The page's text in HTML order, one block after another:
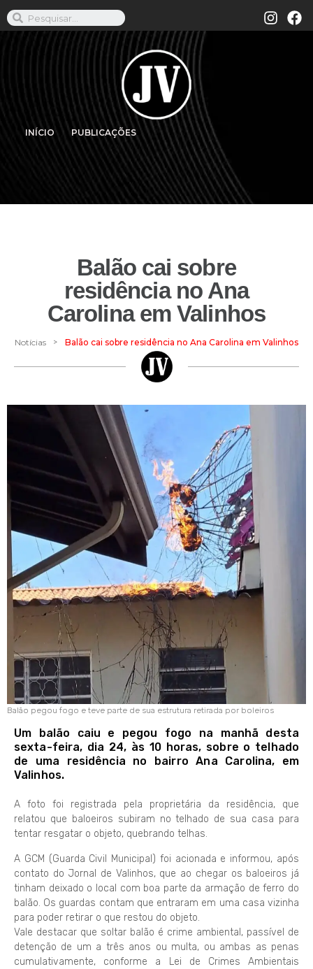
INÍCIO PUBLICAÇÕES
Balão cai sobre
residência no Ana
Carolina em Valinhos
Notícias > Balão cai sobre residência no Ana Carolina em Valinhos
Balão pegou fogo e teve parte de sua estrutura retirada por boleiros
Um balão caiu e pegou fogo na manhã desta
sexta-feira, dia 24, às 10 horas, sobre o telhado
de uma residência no bairro Ana Carolina, em
Valinhos.
A foto foi registrada pela proprietária da residência, que
relatou que baloeiros subiram no telhado de sua casa para
tentar resgatar o objeto, quebrando telhas.
A GCM (Guarda Civil Municipal) foi acionada e informou, após
contato do Jornal de Valinhos, que ao chegar os baloeiros já
tinham deixado o local com boa parte da armação de ferro do
balão. Os guardas contam que entraram em uma casa vizinha
para poder retirar o que restou do objeto.
Vale destacar que soltar balão é crime ambiental, passível de
detenção de um a três anos ou multa, ou ambas as penas
cumulativamente, conforme a Lei de Crimes Ambientais